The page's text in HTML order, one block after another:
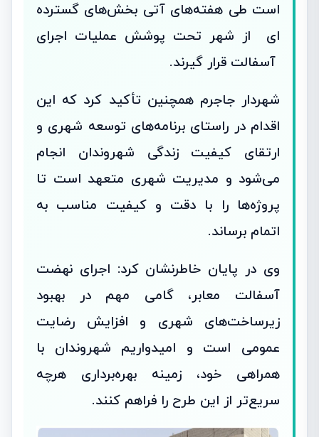
است طی هفته‌های آتی بخش‌های گسترده
ای از شهر تحت پوشش عملیات اجرای
آسفالت قرار گیرند.
شهردار جاجرم همچنین تأکید کرد که این
اقدام در راستای برنامه‌های توسعه شهری و
ارتقای کیفیت زندگی شهروندان انجام
می‌شود و مدیریت شهری متعهد است تا
پروژه‌ها را با دقت و کیفیت مناسب به
اتمام برساند.
وی در پایان خاطرنشان کرد: اجرای نهضت
آسفالت معابر، گامی مهم در بهبود
زیرساخت‌های شهری و افزایش رضایت
عمومی است و امیدواریم شهروندان با
همراهی خود، زمینه بهره‌برداری هرچه
سریع‌تر از این طرح را فراهم کنند.